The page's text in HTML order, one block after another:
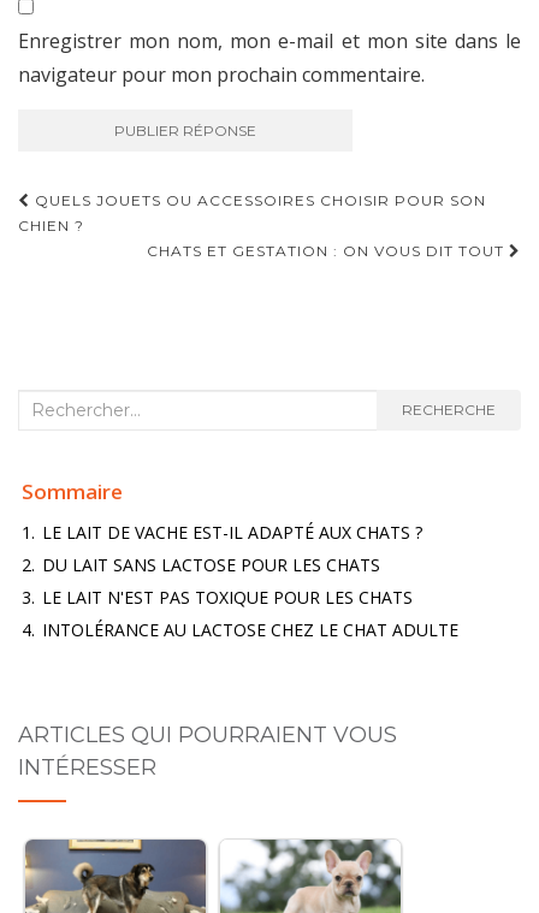
Enregistrer mon nom, mon e-mail et mon site dans le
navigateur pour mon prochain commentaire.
NAVIGATION D'ARTICLE
QUELS JOUETS OU ACCESSOIRES CHOISIR POUR SON
CHIEN ?
CHATS ET GESTATION : ON VOUS DIT TOUT
Recherche : RECHERCHE
Sommaire
1. LE LAIT DE VACHE EST-IL ADAPTÉ AUX CHATS ?
2. DU LAIT SANS LACTOSE POUR LES CHATS
3. LE LAIT N'EST PAS TOXIQUE POUR LES CHATS
4. INTOLÉRANCE AU LACTOSE CHEZ LE CHAT ADULTE
ARTICLES QUI POURRAIENT VOUS
INTÉRESSER